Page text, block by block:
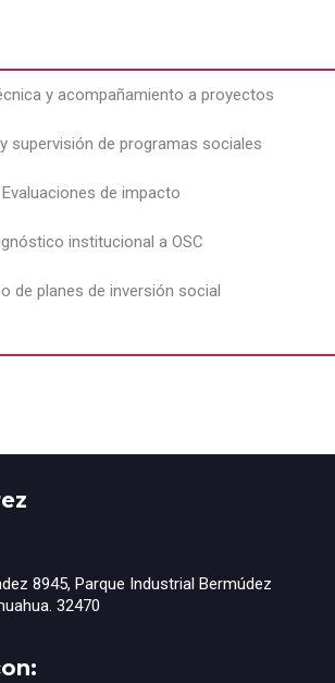
y acompañamiento a proyectos
supervisión de programas sociales
Evaluaciones de impacto
institucional a OSC
de planes de inversión social
8945, Parque Industrial Bermúdez
32470